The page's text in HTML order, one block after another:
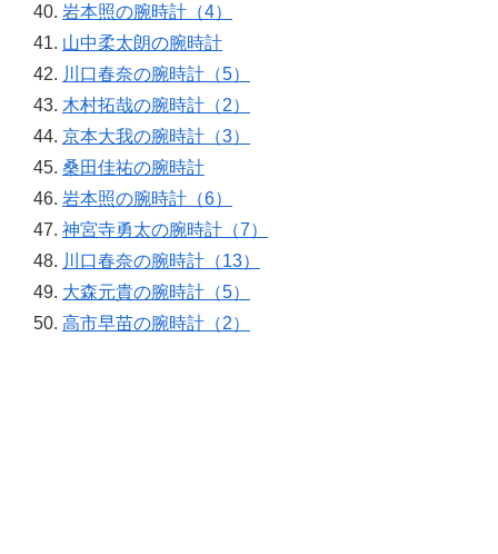
岩本照の腕時計（4）
山中柔太朗の腕時計
川口春奈の腕時計（5）
木村拓哉の腕時計（2）
京本大我の腕時計（3）
桑田佳祐の腕時計
岩本照の腕時計（6）
神宮寺勇太の腕時計（7）
川口春奈の腕時計（13）
大森元貴の腕時計（5）
高市早苗の腕時計（2）